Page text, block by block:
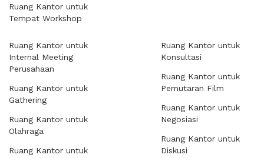
Ruang Kantor untuk
Tempat Workshop
Ruang Kantor untuk
Internal Meeting
Perusahaan
Ruang Kantor untuk
Gathering
Ruang Kantor untuk
Olahraga
Ruang Kantor untuk
Ruang Kantor untuk
Konsultasi
Ruang Kantor untuk
Pemutaran Film
Ruang Kantor untuk
Negosiasi
Ruang Kantor untuk
Diskusi